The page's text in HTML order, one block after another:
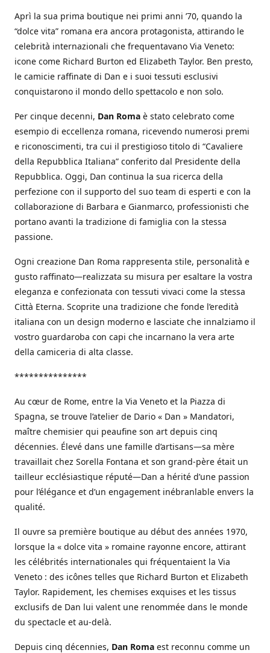
Aprì la sua prima boutique nei primi anni ’70, quando la
“dolce vita” romana era ancora protagonista, attirando le
celebrità internazionali che frequentavano Via Veneto:
icone come Richard Burton ed Elizabeth Taylor. Ben presto,
le camicie raffinate di Dan e i suoi tessuti esclusivi
conquistarono il mondo dello spettacolo e non solo.
Per cinque decenni, Dan Roma è stato celebrato come
esempio di eccellenza romana, ricevendo numerosi premi
e riconoscimenti, tra cui il prestigioso titolo di “Cavaliere
della Repubblica Italiana” conferito dal Presidente della
Repubblica. Oggi, Dan continua la sua ricerca della
perfezione con il supporto del suo team di esperti e con la
collaborazione di Barbara e Gianmarco, professionisti che
portano avanti la tradizione di famiglia con la stessa
passione.
Ogni creazione Dan Roma rappresenta stile, personalità e
gusto raffinato—realizzata su misura per esaltare la vostra
eleganza e confezionata con tessuti vivaci come la stessa
Città Eterna. Scoprite una tradizione che fonde l’eredità
italiana con un design moderno e lasciate che innalziamo il
vostro guardaroba con capi che incarnano la vera arte
della camiceria di alta classe.
***************
Au cœur de Rome, entre la Via Veneto et la Piazza di
Spagna, se trouve l’atelier de Dario « Dan » Mandatori,
maître chemisier qui peaufine son art depuis cinq
décennies. Élevé dans une famille d’artisans—sa mère
travaillait chez Sorella Fontana et son grand-père était un
tailleur ecclésiastique réputé—Dan a hérité d’une passion
pour l’élégance et d’un engagement inébranlable envers la
qualité.
Il ouvre sa première boutique au début des années 1970,
lorsque la « dolce vita » romaine rayonne encore, attirant
les célébrités internationales qui fréquentaient la Via
Veneto : des icônes telles que Richard Burton et Elizabeth
Taylor. Rapidement, les chemises exquises et les tissus
exclusifs de Dan lui valent une renommée dans le monde
du spectacle et au-delà.
Depuis cinq décennies, Dan Roma est reconnu comme un